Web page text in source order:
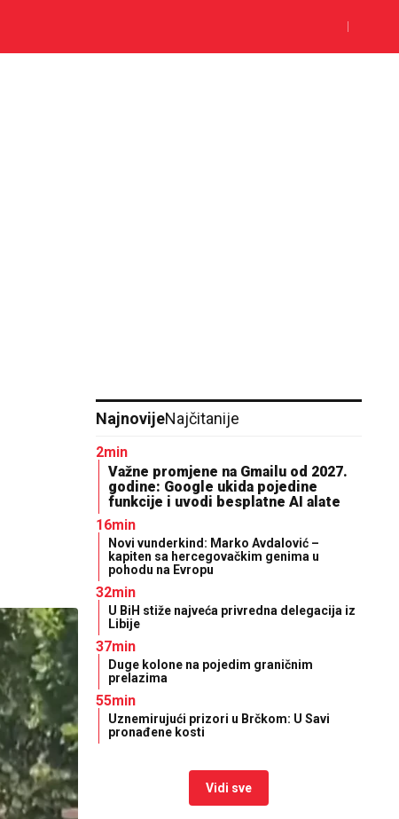
NajnovijeNajčitanije
2min
Važne promjene na Gmailu od 2027.
godine: Google ukida pojedine
funkcije i uvodi besplatne AI alate
16min
Novi vunderkind: Marko Avdalović –
kapiten sa hercegovačkim genima u
pohodu na Evropu
32min
U BiH stiže najveća privredna delegacija iz
Libije
37min
Duge kolone na pojedim graničnim
prelazima
55min
Uznemirujući prizori u Brčkom: U Savi
pronađene kosti
Vidi sve